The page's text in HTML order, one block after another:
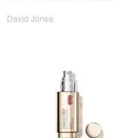
David Jones